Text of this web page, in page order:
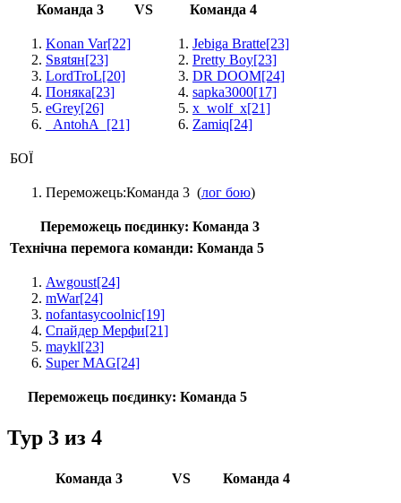
Команда 3
VS Команда 4
Konan Var[22]
Sвяtян[23]
LordTroL[20]
Поняка[23]
eGrey[26]
_AntohA_ [21]
Jebiga Bratte[23]
Pretty Boy[23]
DR DOOM[24]
sapka3000[17]
x_wolf_x[21]
Zamiq[24]
БОЇ
Переможець:Команда 3 (лог бою)
Переможець поєдинку: Команда 3
Технічна перемога команди: Команда 5
Awgoust[24]
mWar[24]
nofantasycoolnic[19]
Спайдер Мерфи[21]
maykl[23]
Super MAG[24]
Переможець поєдинку: Команда 5
Тур 3 из 4
Команда 3 VS Команда 4